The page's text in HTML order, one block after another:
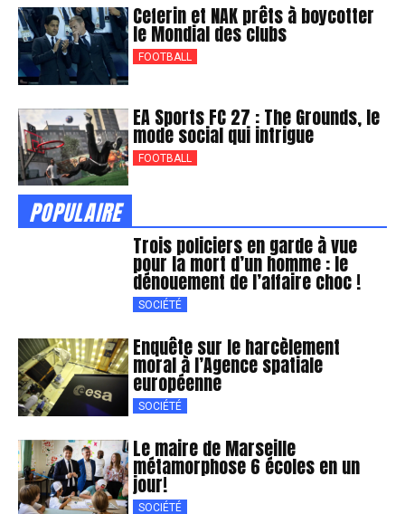
Ceferin et NAK prêts à boycotter
le Mondial des clubs
FOOTBALL
EA Sports FC 27 : The Grounds, le
mode social qui intrigue
FOOTBALL
POPULAIRE
Trois policiers en garde à vue
pour la mort d’un homme : le
dénouement de l’affaire choc !
SOCIÉTÉ
Enquête sur le harcèlement
moral à l’Agence spatiale
européenne
SOCIÉTÉ
Le maire de Marseille
métamorphose 6 écoles en un
jour!
SOCIÉTÉ